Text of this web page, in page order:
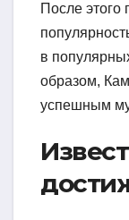
После этого
в
образом,
успешным